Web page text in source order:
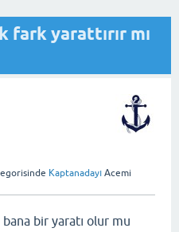
fark yarattırır mı
Kaptanadayı Acemi
bir yaratı olur mu